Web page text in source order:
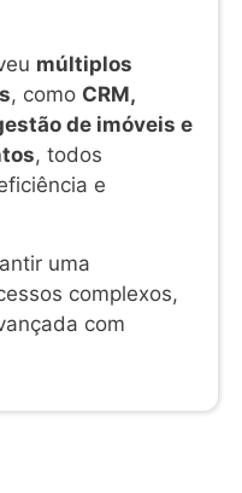
múltiplos
, como CRM,
de imóveis e
, todos
e
uma
complexos,
com